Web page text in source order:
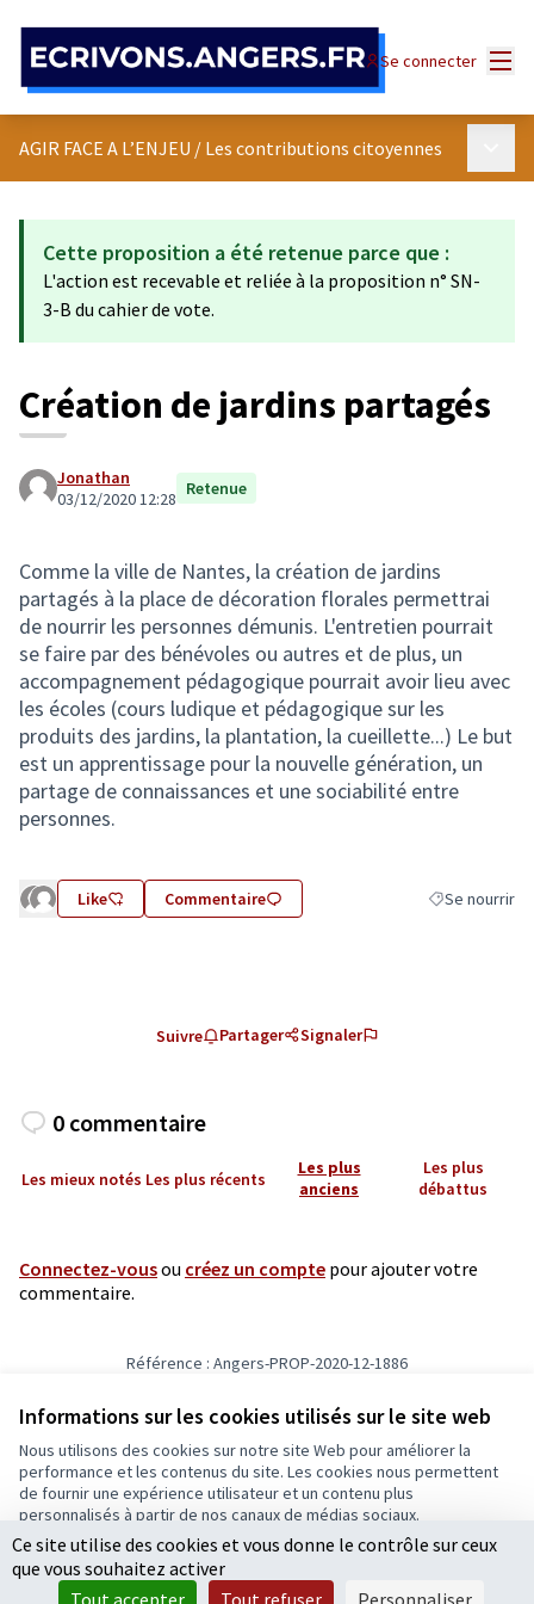
Informations sur les cookies utilisés sur le site web
Nous utilisons des cookies sur notre site Web pour améliorer la
performance et les contenus du site. Les cookies nous permettent
de fournir une expérience utilisateur et un contenu plus
personnalisés à partir de nos canaux de médias sociaux.
Tout accepter
Accepter seulement les cookies essentiels
Se connecter
AGIR FACE A L’ENJEU / Les contributions citoyennes
Cette proposition a été retenue parce que :
L'action est recevable et reliée à la proposition n° SN-
3-B du cahier de vote.
Création de jardins partagés
Jonathan
03/12/2020 12:28 Retenue
Comme la ville de Nantes, la création de jardins
partagés à la place de décoration florales permettrai
de nourrir les personnes démunis. L'entretien pourrait
se faire par des bénévoles ou autres et de plus, un
accompagnement pédagogique pourrait avoir lieu avec
les écoles (cours ludique et pédagogique sur les
produits des jardins, la plantation, la cueillette...) Le but
est un apprentissage pour la nouvelle génération, un
partage de connaissances et une sociabilité entre
personnes.
Like Commentaire Filtrer les
Se nourrir
Suivre Partager Signaler
0 commentaire
Les mieux notés Les plus récents
Les plus
anciens
Les plus
débattus
Connectez-vousou créez un compte pour ajouter votre
commentaire.
Référence : Angers-PROP-2020-12-1886
Conditions d'utilisation
Paramètres des cookies
Ecrivons Angers sur X
(Lien externe)
Ecrivons Angers sur Facebook
(Lien externe)
Ce site utilise des cookies et vous donne le contrôle sur ceux
que vous souhaitez activer
Tout accepter
Tout refuser Personnaliser